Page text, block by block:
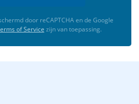
door reCAPTCHA en de Google
of Service zijn van toepassing.